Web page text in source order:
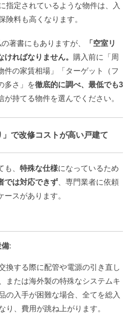
指定されているような物件は、入
険料も高くなります。
著書にもありますが、
「空室リ
ればなりません。 購入前に「周
件の家賃相場」「ターゲット（フ
多さ」を徹底的に調べ、 最低でも3
が持てる物件を選んでください。
で改修コストが高い戸建て
、 特殊な仕様になっているため
では対応できず 、専門業者に依頼
スがあります。
備:
換する際に配管や電源の引き直し
または海外製の特殊なシステムキ
の入手が困難な場合、全てを総入
り、費用が跳ね上がります。